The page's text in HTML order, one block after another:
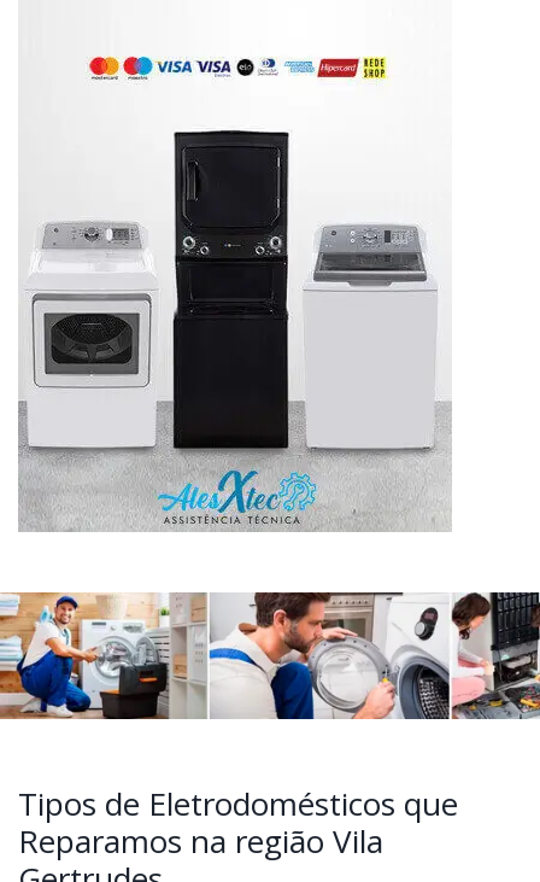
Tipos de Eletrodomésticos que
Reparamos na região Vila